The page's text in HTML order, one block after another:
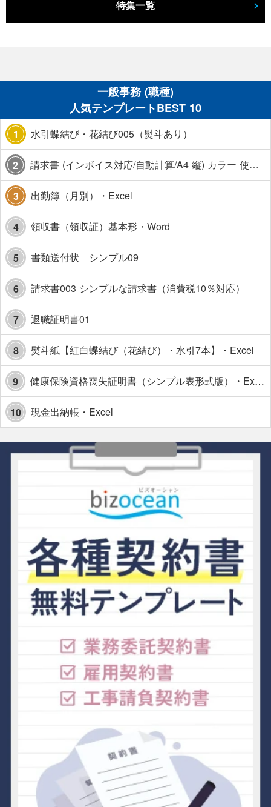
特集一覧
一般事務 (職種)
人気テンプレートBEST 10
1 水引蝶結び・花結び005（熨斗あり）
2 請求書 (インボイス対応/自動計算/A4 縦) カラー 使い方解説あり
3 出勤簿（月別）・Excel
4 領収書（領収証）基本形・Word
5 書類送付状 シンプル09
6 請求書003 シンプルな請求書（消費税10％対応）
7 退職証明書01
8 熨斗紙【紅白蝶結び（花結び）・水引7本】・Excel
9 健康保険資格喪失証明書（シンプル表形式版）・Excel【見本付き】
10 現金出納帳・Excel